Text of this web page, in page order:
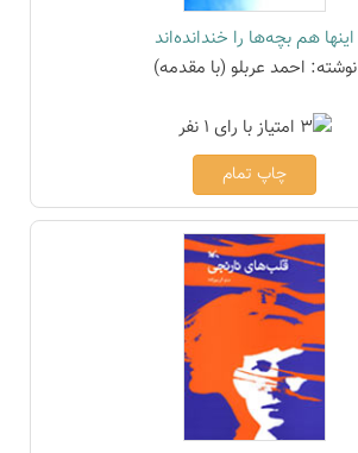
اینها هم بچه‌ها را خندانده‌اند
نوشته: احمد عربلو (با مقدمه)
چاپ تمام